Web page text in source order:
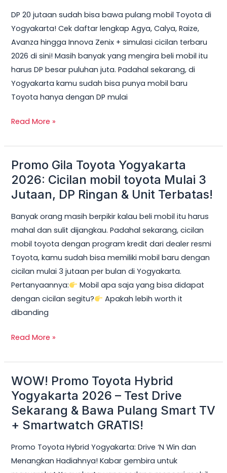
DP 20 jutaan sudah bisa bawa pulang mobil Toyota di
Yogyakarta! Cek daftar lengkap Agya, Calya, Raize,
Avanza hingga Innova Zenix + simulasi cicilan terbaru
2026 di sini! Masih banyak yang mengira beli mobil itu
harus DP besar puluhan juta. Padahal sekarang, di
Yogyakarta kamu sudah bisa punya mobil baru
Toyota hanya dengan DP mulai
Dapat
Mobil
Toyota
di
Jogja?
Ini
Daftar
+
2026!
Read More »
Promo Gila Toyota Yogyakarta
2026: Cicilan mobil toyota Mulai 3
Jutaan, DP Ringan & Unit Terbatas!
Banyak orang masih berpikir kalau beli mobil itu harus
mahal dan sulit dijangkau. Padahal sekarang, cicilan
mobil toyota dengan program kredit dari dealer resmi
Toyota, kamu sudah bisa memiliki mobil baru dengan
cicilan mulai 3 jutaan per bulan di Yogyakarta.
Pertanyaannya:
Mobil apa saja yang bisa didapat
dengan cicilan segitu?
Apakah lebih worth it
dibanding
Promo
Gila
Toyota
2026:
Cicilan
mobil
toyota
Mulai
3
Jutaan,
DP
&
Read More »
WOW! Promo Toyota Hybrid
Yogyakarta 2026 – Test Drive
Sekarang & Bawa Pulang Smart TV
+ Smartwatch GRATIS!
Promo Toyota Hybrid Yogyakarta: Drive ‘N Win dan
Menangkan Hadiahnya! Kabar gembira untuk
WOW!
Promo
Toyota
Hybrid
2026
–